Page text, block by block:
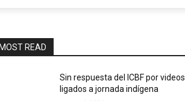
READ
Sin respuesta del ICBF por videos
ligados a jornada indígena